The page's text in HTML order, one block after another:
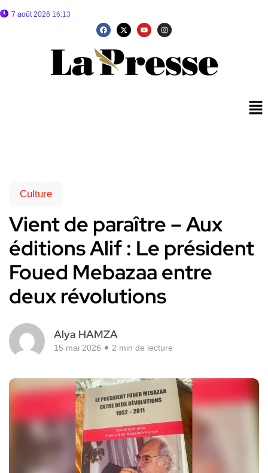
7 août 2026 16:13
Culture
Vient de paraître – Aux
éditions Alif : Le président
Foued Mebazaa entre
deux révolutions
Alya HAMZA
15 mai 2026 2 min de lecture